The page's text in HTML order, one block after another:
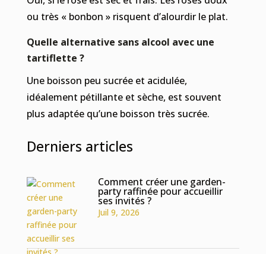
ou très « bonbon » risquent d’alourdir le plat.
Quelle alternative sans alcool avec une
tartiflette ?
Une boisson peu sucrée et acidulée,
idéalement pétillante et sèche, est souvent
plus adaptée qu’une boisson très sucrée.
Derniers articles
Comment créer une garden-
party raffinée pour accueillir
ses invités ?
Juil 9, 2026